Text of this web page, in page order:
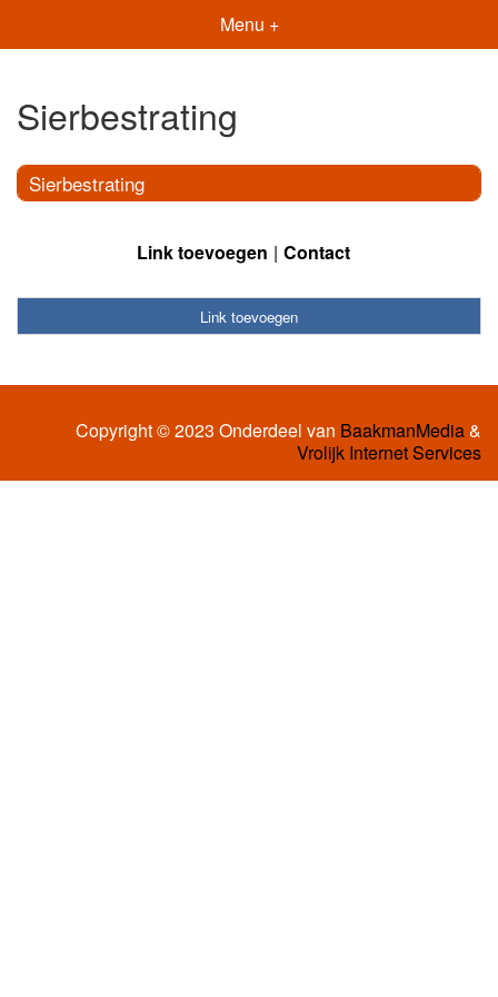
Menu +
Sierbestrating
Sierbestrating
Link toevoegen Contact
Link toevoegen
Copyright © 2023 Onderdeel van BaakmanMedia&
Vrolijk Internet Services